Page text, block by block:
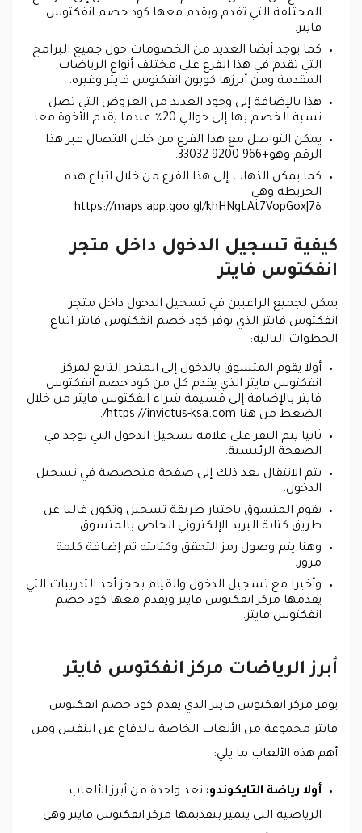
المختلفة التي تقدم ويقدم معها كود خصم انفكتوس
فايتر.
كما يوجد أيضا العديد من الخصومات حول جميع البرامج
التي تقدم في هذا الفرع على مختلف أنواع الرياضات
المقدمة ومن أبرزها كوبون انفكتوس فايتر وغيره.
هذا بالإضافة إلى وجود العديد من العروض التي تصل
نسبة الخصم بها إلى حوالي 20٪ عندما يقدم الأخوة معا.
يمكن التواصل مع هذا الفرع من خلال الاتصال عبر هذا
الرقم وهو+966 9200 33032.
كما يمكن الذهاب إلى هذا الفرع من خلال اتباع هذه
الخريطة وهي
ةhttps://maps.app.goo.gl/khHNgLAt7VopGoxJ7
كيفية تسجيل الدخول داخل متجر
انفكتوس فايتر
يمكن لجميع الراغبين في تسجيل الدخول داخل متجر
انفكتوس فايتر الذي يوفر كود خصم انفكتوس فايتر اتباع
الخطوات التالية:
أولا يقوم المتسوق بالدخول إلى المتجر التابع لمركز
انفكتوس فايتر الذي يقدم كل من كود خصم انفكتوس
فايتر بالإضافة إلى قسيمة شراء انفكتوس فايتر من خلال
الضغط من هنا https://invictus-ksa.com/.
ثانيا يتم النقر على علامة تسجيل الدخول التي توجد في
الصفحة الرئيسية.
يتم الانتقال بعد ذلك إلى صفحة متخصصة في تسجيل
الدخول.
يقوم المتسوق باختيار طريقة تسجيل وتكون غالبا عن
طريق كتابة البريد الإلكتروني الخاص بالمتسوق.
وهنا يتم وصول رمز التحقق وكتابته ثم إضافة كلمة
مرور.
وأخيرا مع تسجيل الدخول والقيام بحجز أحد التدريبات التي
يقدمها مركز انفكتوس فايتر ويقدم معها كود خصم
انفكتوس فايتر.
أبرز الرياضات مركز انفكتوس فايتر
يوفر مركز انفكتوس فايتر الذي يقدم كود خصم انفكتوس
فايتر مجموعة من الألعاب الخاصة بالدفاع عن النفس ومن
أهم هذه الألعاب ما يلي:
أولا رياضة التايكوندو: تعد واحدة من أبرز الألعاب
الرياضية التي يتميز بتقديمها مركز انفكتوس فايتر وهي